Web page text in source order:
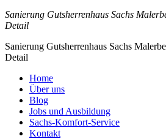
Sanierung Gutsherrenhaus Sachs
Detail
Sanierung Gutsherrenhaus Sachs
Detail
Home
Über uns
Blog
Jobs und Ausbildung
Sachs-Komfort-Service
Kontakt